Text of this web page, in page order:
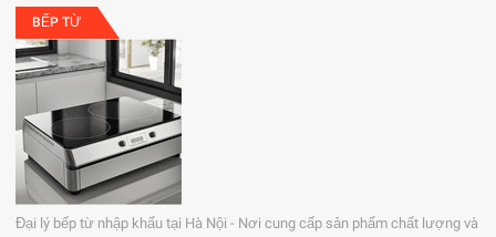
BẾP TỪ
Đại lý bếp từ nhập khẩu tại Hà Nội - Nơi cung cấp sản phẩm chất lượng và